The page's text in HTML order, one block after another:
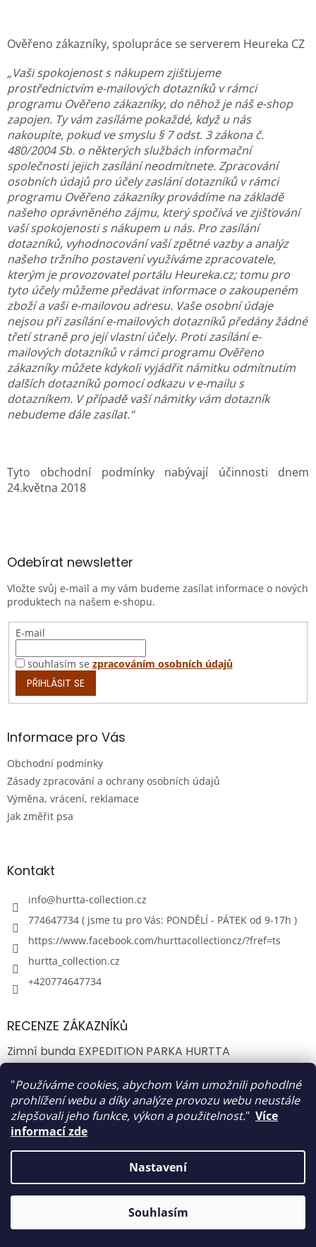
"Používáme cookies, abychom Vám umožnili pohodlné
prohlížení webu a díky analýze provozu webu neustále
zlepšovali jeho funkce, výkon a použitelnost." Více
informací zde
Nastavení
Souhlasím
Ověřeno zákazníky, spolupráce se serverem Heureka CZ
„Vaši spokojenost s nákupem zjišťujeme
prostřednictvím e-mailových dotazníků v rámci
programu Ověřeno zákazníky, do něhož je náš e-shop
zapojen. Ty vám zasíláme pokaždé, když u nás
nakoupíte, pokud ve smyslu § 7 odst. 3 zákona č.
480/2004 Sb. o některých službách informační
společnosti jejich zasílání neodmítnete. Zpracování
osobních údajů pro účely zaslání dotazníků v rámci
programu Ověřeno zákazníky provádíme na základě
našeho oprávněného zájmu, který spočívá ve zjišťování
vaší spokojenosti s nákupem u nás. Pro zasílání
dotazníků, vyhodnocování vaší zpětné vazby a analýz
našeho tržního postavení využíváme zpracovatele,
kterým je provozovatel portálu Heureka.cz; tomu pro
tyto účely můžeme předávat informace o zakoupeném
zboží a vaši e-mailovou adresu. Vaše osobní údaje
nejsou při zasílání e-mailových dotazníků předány žádné
třetí straně pro její vlastní účely. Proti zasílání e-
mailových dotazníků v rámci programu Ověřeno
zákazníky můžete kdykoli vyjádřit námitku odmítnutím
dalších dotazníků pomocí odkazu v e-mailu s
dotazníkem. V případě vaší námitky vám dotazník
nebudeme dále zasílat.“
Tyto obchodní podmínky nabývají účinnosti dnem
24.května 2018
aOdebírat newsletter
Vložte svůj e-mail a my vám budeme zasílat informace o nových
produktech na našem e-shopu.
E-mail
souhlasím se zpracováním osobních údajů
PŘIHLÁSIT SE
Informace pro Vás
Obchodní podmínky
Zásady zpracování a ochrany osobních údajů
Výměna, vrácení, reklamace
Jak změřit psa
Kontakt
info@hurtta-collection.cz
774647734 ( jsme tu pro Vás: PONDĚLÍ - PÁTEK od 9-17h )
https://www.facebook.com/hurttacollectioncz/?fref=ts
hurtta_collection.cz
+420774647734
RECENZE ZÁKAZNÍKů
Zimní bunda EXPEDITION PARKA HURTTA
Reflexní vesta WORKER HURTTA
16.10.2022
Pláštěnka HURTTA Monsoon
Přijímáme online platby